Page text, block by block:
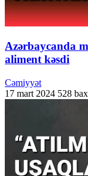
Azərbaycanda
aliment kəsdi
Cəmiyyət
17 mart 2024 528